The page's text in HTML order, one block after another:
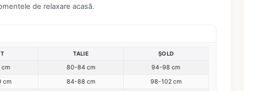
de relaxare acasă.
TALIE ȘOLD
80-84 cm
94-98 cm
cm 84-88 cm
98-102 cm